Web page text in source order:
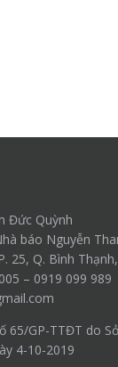
Đức Quỳnh
báo Nguyễn
25, Q. Bình
– 0919 099 989
65/GP-TTĐT do
4-10-2019